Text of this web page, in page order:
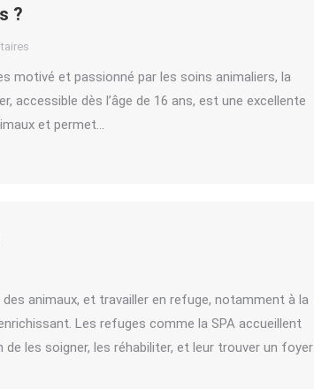
?
motivé et passionné par les soins animaliers, la
accessible dès l’âge de 16 ans, est une excellente
et permet…
animaux, et travailler en refuge, notamment à la
Les refuges comme la SPA accueillent
les soigner, les réhabiliter, et leur trouver un foyer